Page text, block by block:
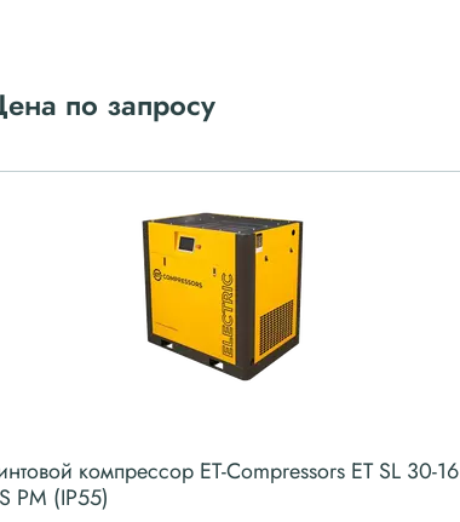
по запросу
компрессор ET-Compressors ET SL 30-16
PM (IP55)